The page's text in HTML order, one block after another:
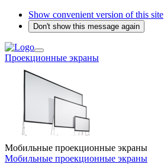
Show convenient version of this site
Don't show this message again
Проекционные экраны
Мобильные проекционные экраны
Мобильные проекционные экраны